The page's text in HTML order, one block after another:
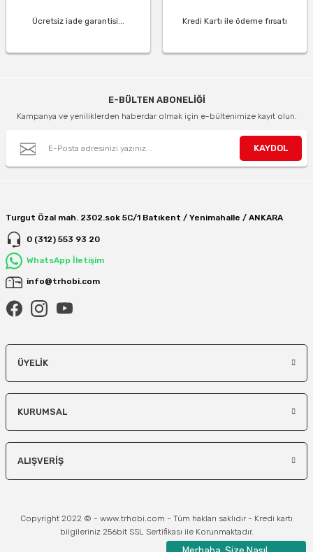
Ücretsiz iade garantisi... Kredi Kartı ile ödeme fırsatı
E-BÜLTEN ABONELİĞİ
Kampanya ve yeniliklerden haberdar olmak için e-bültenimize kayıt olun.
KAYDOL
Turgut Özal mah. 2302.sok 5C/1 Batıkent / Yenimahalle / ANKARA
0 (312) 553 93 20
WhatsApp İletişim
info@trhobi.com
ÜYELIK
KURUMSAL
ALIŞVERIŞ
Copyright 2022 © - www.trhobi.com - Tüm hakları saklıdır - Kredi kartı
bilgileriniz 256bit SSL Sertifikası ile Korunmaktadır.